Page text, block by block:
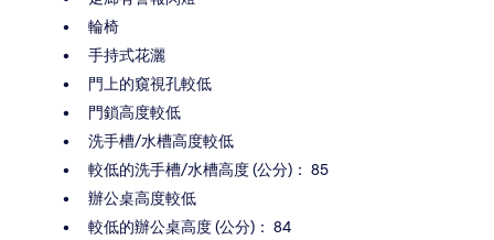
輪椅
手持式花灑
門上的窺視孔較低
門鎖高度較低
洗手槽/水槽高度較低
較低的洗手槽/水槽高度 (公分)： 85
辦公桌高度較低
較低的辦公桌高度 (公分)： 84